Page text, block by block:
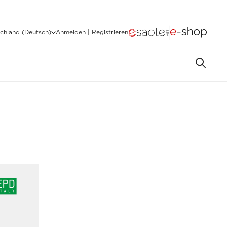
(Deutsch) Anmelden | Registrieren